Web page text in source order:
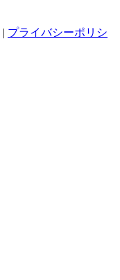
| プライバシーポリシ